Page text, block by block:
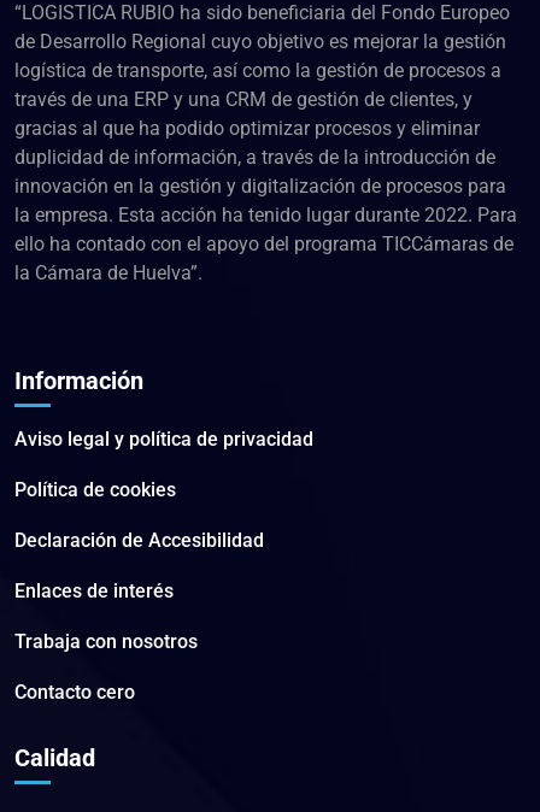
“LOGISTICA RUBIO ha sido beneficiaria del Fondo Europeo
de Desarrollo Regional cuyo objetivo es mejorar la gestión
logística de transporte, así como la gestión de procesos a
través de una ERP y una CRM de gestión de clientes, y
gracias al que ha podido optimizar procesos y eliminar
duplicidad de información, a través de la introducción de
innovación en la gestión y digitalización de procesos para
la empresa. Esta acción ha tenido lugar durante 2022. Para
ello ha contado con el apoyo del programa TICCámaras de
la Cámara de Huelva”.
Información
Aviso legal y política de privacidad
Política de cookies
Declaración de Accesibilidad
Enlaces de interés
Trabaja con nosotros
Contacto cero
Calidad